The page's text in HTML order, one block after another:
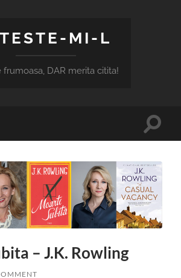
MI-L
frumoasa, DAR merita citita!
Toggle
– J.K. Rowling